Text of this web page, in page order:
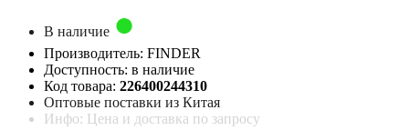
В наличие
Производитель: FINDER
Доступность: в наличие
Код товара: 226400244310
Оптовые поставки из Китая
Инфо: Цена и доставка по запросу